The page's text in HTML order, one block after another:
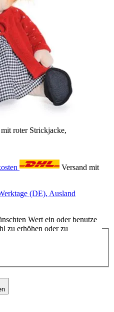
roter Strickjacke,
Versand mit
(DE), Ausland
Wert ein oder benutze
zu erhöhen oder zu